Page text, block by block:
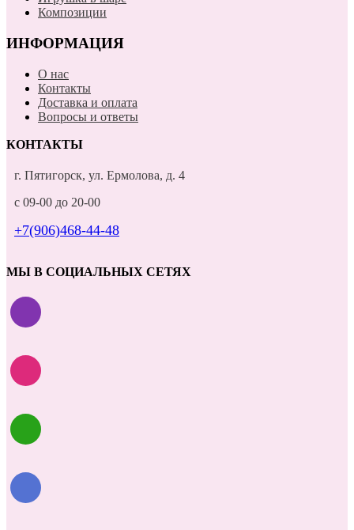
Композиции
ИНФОРМАЦИЯ
О нас
Контакты
Доставка и оплата
Вопросы и ответы
КОНТАКТЫ
г. Пятигорск, ул. Ермолова, д. 4
с 09-00 до 20-00
+7(906)468-44-48
МЫ В СОЦИАЛЬНЫХ СЕТЯХ